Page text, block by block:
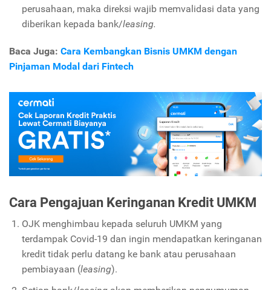
perusahaan, maka direksi wajib memvalidasi data yang
diberikan kepada bank/leasing.
Baca Juga: Cara Kembangkan Bisnis UMKM dengan
Pinjaman Modal dari Fintech
Cara Pengajuan Keringanan Kredit UMKM
OJK menghimbau kepada seluruh UMKM yang
terdampak Covid-19 dan ingin mendapatkan keringanan
kredit tidak perlu datang ke bank atau perusahaan
pembiayaan (leasing).